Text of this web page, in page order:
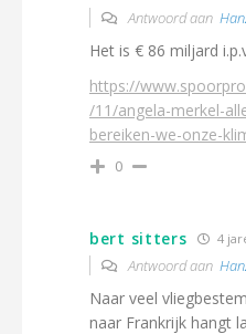
Antwoord aan
Het is € 86 miljard
https://
/11/angela-merkel-
bereiken-we-onze-
0
bert sitters 4
Antwoord aan
Naar veel
naar Frankrijk hangt